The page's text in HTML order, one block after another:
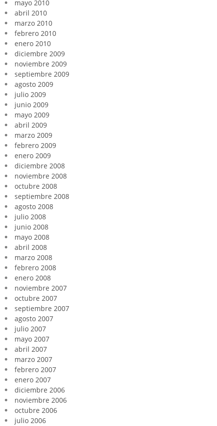
mayo 2010
abril 2010
marzo 2010
febrero 2010
enero 2010
diciembre 2009
noviembre 2009
septiembre 2009
agosto 2009
julio 2009
junio 2009
mayo 2009
abril 2009
marzo 2009
febrero 2009
enero 2009
diciembre 2008
noviembre 2008
octubre 2008
septiembre 2008
agosto 2008
julio 2008
junio 2008
mayo 2008
abril 2008
marzo 2008
febrero 2008
enero 2008
noviembre 2007
octubre 2007
septiembre 2007
agosto 2007
julio 2007
mayo 2007
abril 2007
marzo 2007
febrero 2007
enero 2007
diciembre 2006
noviembre 2006
octubre 2006
julio 2006